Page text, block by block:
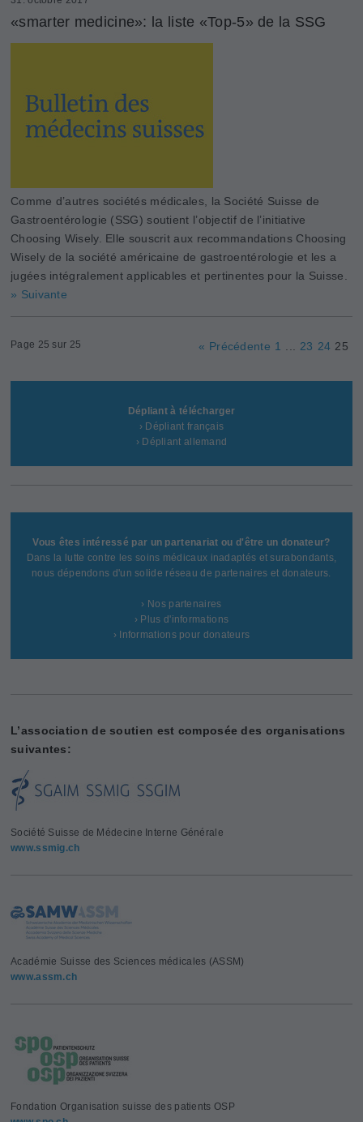
«smarter medicine»: la liste «Top-5» de la SSG
Comme d’autres sociétés médicales, la Société Suisse de
Gastroentérologie (SSG) soutient l’objectif de l’initiative
Choosing Wisely. Elle souscrit aux recommandations Choosing
Wisely de la société américaine de gastroentérologie et les a
jugées intégralement applicables et pertinentes pour la Suisse.
» Suivante
Page 25 sur 25 « Précédente 1 23 24 25
Dépliant à télécharger
› Dépliant français
› Dépliant allemand
Vous êtes intéressé par un partenariat ou d'être un donateur?
Dans la lutte contre les soins médicaux inadaptés et surabondants,
nous dépendons d'un solide réseau de partenaires et donateurs.
› Nos partenaires
› Plus d'informations
› Informations pour donateurs
L’association de soutien est composée des organisations
suivantes:
Société Suisse de Médecine Interne Générale
www.ssmig.ch
Académie Suisse des Sciences médicales (ASSM)
www.assm.ch
Fondation Organisation suisse des patients OSP